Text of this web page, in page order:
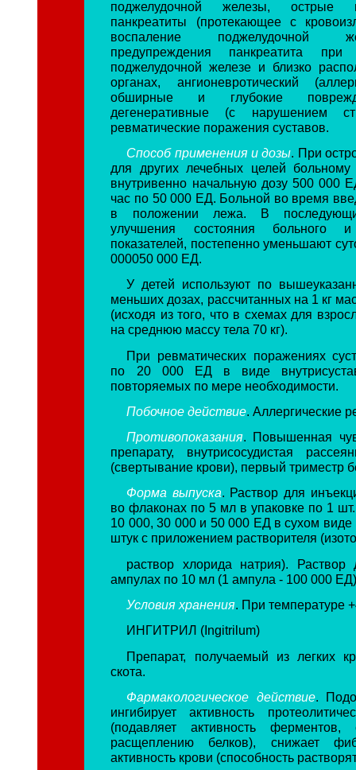
поджелудочной железы, острые
панкреатиты (протекающее с
воспаление поджелудочной
предупреждения панкреатита
поджелудочной железе и близко
органах, ангионевротический
обширные и глубокие
дегенеративные (с нарушением
ревматические поражения суставов.
Способ применения и дозы. При
для других лечебных целей больному
внутривенно начальную дозу 500 000
час по 50 000 ЕД. Больной во время
в положении лежа. В
улучшения состояния больного и
показателей, постепенно уменьшают
000050 000 ЕД.
У детей используют по
меньших дозах, рассчитанных на 1 кг
(исходя из того, что в схемах для
на среднюю массу тела 70 кг).
При ревматических поражениях
по 20 000 ЕД в виде
повторяемых по мере необходимости.
Побочное действие. Аллергические
Противопоказания. Повышенная
препарату, внутрисосудистая
(свертывание крови), первый триместр
Форма выпуска. Раствор для
во флаконах по 5 мл в упаковке по 1
10 000, 30 000 и 50 000 ЕД в сухом виде
штук с приложением растворителя
раствор хлорида натрия).
ампулах по 10 мл (1 ампула - 100 000
Условия хранения. При температуре
ИНГИТРИЛ (Ingitrilum)
Препарат, получаемый из легких
скота.
Фармакологическое действие.
ингибирует активность
(подавляет активность ферментов,
расщеплению белков), снижает
активность крови (способность